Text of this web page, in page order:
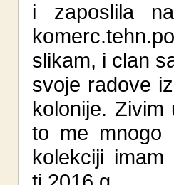
i zaposlila
slikam, i clan
svoje radove
kolonije.
to me mnogo
kolekciji